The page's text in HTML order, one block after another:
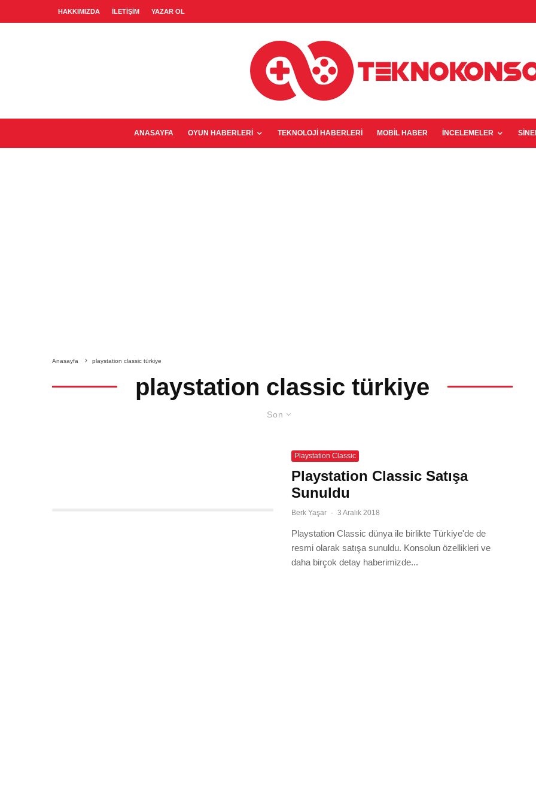
HAKKIMIZDA İLETIŞIM YAZAR OL
ANASAYFA OYUN HABERLERI TEKNOLOJI HABERLERI MOBIL HABER İNCELEMELER
Anasayfa playstation classic türkiye
playstation classic türkiye
Son
Playstation Classic
Playstation Classic Satışa
Sunuldu
Berk Yaşar · 3 Aralık 2018
Playstation Classic dünya ile birlikte Türkiye'de de
resmi olarak satışa sunuldu. Konsolun özellikleri ve
daha birçok detay haberimizde...